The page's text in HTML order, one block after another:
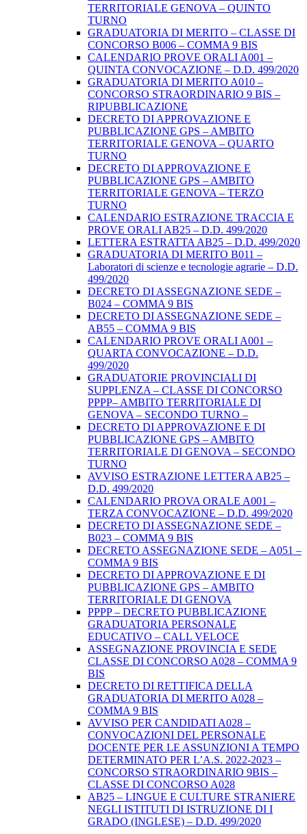
TERRITORIALE GENOVA – QUINTO
TURNO
GRADUATORIA DI MERITO – CLASSE DI
CONCORSO B006 – COMMA 9 BIS
CALENDARIO PROVE ORALI A001 –
QUINTA CONVOCAZIONE – D.D. 499/2020
GRADUATORIA DI MERITO A010 –
CONCORSO STRAORDINARIO 9 BIS –
RIPUBBLICAZIONE
DECRETO DI APPROVAZIONE E
PUBBLICAZIONE GPS – AMBITO
TERRITORIALE GENOVA – QUARTO
TURNO
DECRETO DI APPROVAZIONE E
PUBBLICAZIONE GPS – AMBITO
TERRITORIALE GENOVA – TERZO
TURNO
CALENDARIO ESTRAZIONE TRACCIA E
PROVE ORALI AB25 – D.D. 499/2020
LETTERA ESTRATTA AB25 – D.D. 499/2020
GRADUATORIA DI MERITO B011 –
Laboratori di scienze e tecnologie agrarie – D.D.
499/2020
DECRETO DI ASSEGNAZIONE SEDE –
B024 – COMMA 9 BIS
DECRETO DI ASSEGNAZIONE SEDE –
AB55 – COMMA 9 BIS
CALENDARIO PROVE ORALI A001 –
QUARTA CONVOCAZIONE – D.D.
499/2020
GRADUATORIE PROVINCIALI DI
SUPPLENZA – CLASSE DI CONCORSO
PPPP– AMBITO TERRITORIALE DI
GENOVA – SECONDO TURNO –
DECRETO DI APPROVAZIONE E DI
PUBBLICAZIONE GPS – AMBITO
TERRITORIALE DI GENOVA – SECONDO
TURNO
AVVISO ESTRAZIONE LETTERA AB25 –
D.D. 499/2020
CALENDARIO PROVA ORALE A001 –
TERZA CONVOCAZIONE – D.D. 499/2020
DECRETO DI ASSEGNAZIONE SEDE –
B023 – COMMA 9 BIS
DECRETO ASSEGNAZIONE SEDE – A051 –
COMMA 9 BIS
DECRETO DI APPROVAZIONE E DI
PUBBLICAZIONE GPS – AMBITO
TERRITORIALE DI GENOVA
PPPP – DECRETO PUBBLICAZIONE
GRADUATORIA PERSONALE
EDUCATIVO – CALL VELOCE
ASSEGNAZIONE PROVINCIA E SEDE
CLASSE DI CONCORSO A028 – COMMA 9
BIS
DECRETO DI RETTIFICA DELLA
GRADUATORIA DI MERITO A028 –
COMMA 9 BIS
AVVISO PER CANDIDATI A028 –
CONVOCAZIONI DEL PERSONALE
DOCENTE PER LE ASSUNZIONI A TEMPO
DETERMINATO PER L’A.S. 2022-2023 –
CONCORSO STRAORDINARIO 9BIS –
CLASSE DI CONCORSO A028
AB25 – LINGUE E CULTURE STRANIERE
NEGLI ISTITUTI DI ISTRUZIONE DI I
GRADO (INGLESE) – D.D. 499/2020